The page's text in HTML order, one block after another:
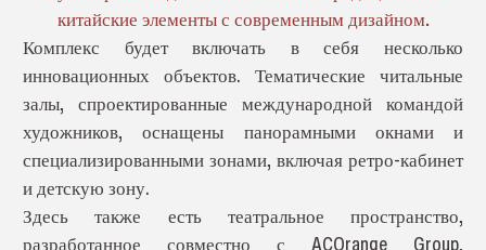
китайские элементы с современным дизайном.
Комплекс будет включать в себя несколько
инновационных объектов. Тематические читальные
залы, спроектированные международной командой
художников, оснащены панорамными окнами и
специализированными зонами, включая ретро-кабинет
и детскую зону.
Здесь также есть театральное пространство,
разработанное совместно с ACOrange Group,